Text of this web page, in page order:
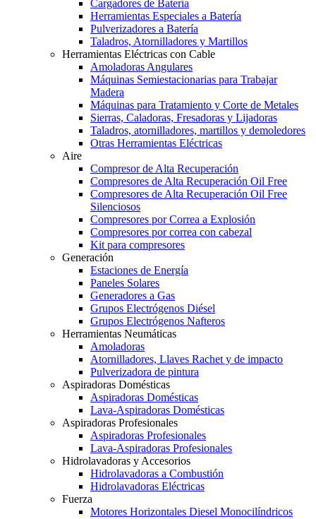
Cargadores de Batería
Herramientas Especiales a Batería
Pulverizadores a Batería
Taladros, Atornilladores y Martillos
Herramientas Eléctricas con Cable
Amoladoras Angulares
Máquinas Semiestacionarias para Trabajar
Madera
Máquinas para Tratamiento y Corte de Metales
Sierras, Caladoras, Fresadoras y Lijadoras
Taladros, atornilladores, martillos y demoledores
Otras Herramientas Eléctricas
Aire
Compresor de Alta Recuperación
Compresores de Alta Recuperación Oil Free
Compresores de Alta Recuperación Oil Free
Silenciosos
Compresores por Correa a Explosión
Compresores por correa con cabezal
Kit para compresores
Generación
Estaciones de Energía
Paneles Solares
Generadores a Gas
Grupos Electrógenos Diésel
Grupos Electrógenos Nafteros
Herramientas Neumáticas
Amoladoras
Atornilladores, Llaves Rachet y de impacto
Pulverizadora de pintura
Aspiradoras Domésticas
Aspiradoras Domésticas
Lava-Aspiradoras Domésticas
Aspiradoras Profesionales
Aspiradoras Profesionales
Lava-Aspiradoras Profesionales
Hidrolavadoras y Accesorios
Hidrolavadoras a Combustión
Hidrolavadoras Eléctricas
Fuerza
Motores Horizontales Diesel Monocilíndricos